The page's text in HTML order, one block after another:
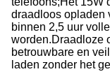
draadloos opladen
binnen 2,5 uur
worden.Draadloze
betrouwbare en
laden zonder het